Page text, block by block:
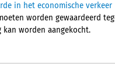
in het economische verkeer
worden gewaardeerd
worden aangekocht.